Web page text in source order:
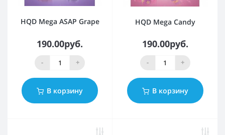
HQD Mega ASAP Grape
190.00руб.
- +
В корзину
HQD Mega Candy
190.00руб.
- +
В корзину